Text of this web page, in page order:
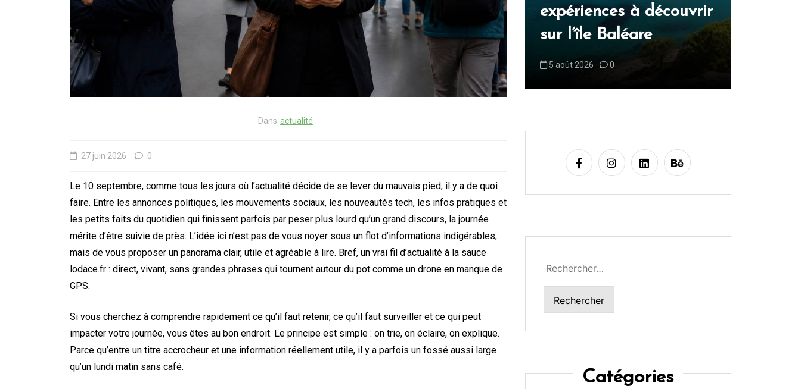
Dans actualité
27 juin 2026 0
Le 10 septembre, comme tous les jours où l’actualité décide de se lever du mauvais pied, il y a de quoi
faire. Entre les annonces politiques, les mouvements sociaux, les nouveautés tech, les infos pratiques et
les petits faits du quotidien qui finissent parfois par peser plus lourd qu’un grand discours, la journée
mérite d’être suivie de près. L’idée ici n’est pas de vous noyer sous un flot d’informations indigérables,
mais de vous proposer un panorama clair, utile et agréable à lire. Bref, un vrai fil d’actualité à la sauce
lodace.fr : direct, vivant, sans grandes phrases qui tournent autour du pot comme un drone en manque de
GPS.
Si vous cherchez à comprendre rapidement ce qu’il faut retenir, ce qu’il faut surveiller et ce qui peut
impacter votre journée, vous êtes au bon endroit. Le principe est simple : on trie, on éclaire, on explique.
Parce qu’entre un titre accrocheur et une information réellement utile, il y a parfois un fossé aussi large
qu’un lundi matin sans café.
expériences à découvrir
sur l’île Baléare
5 août 2026
découvrir sur l’île
blanche
6 août 2026
expériences à découvrir
sur l’île Baléare
5 août 2026 0
Catégories